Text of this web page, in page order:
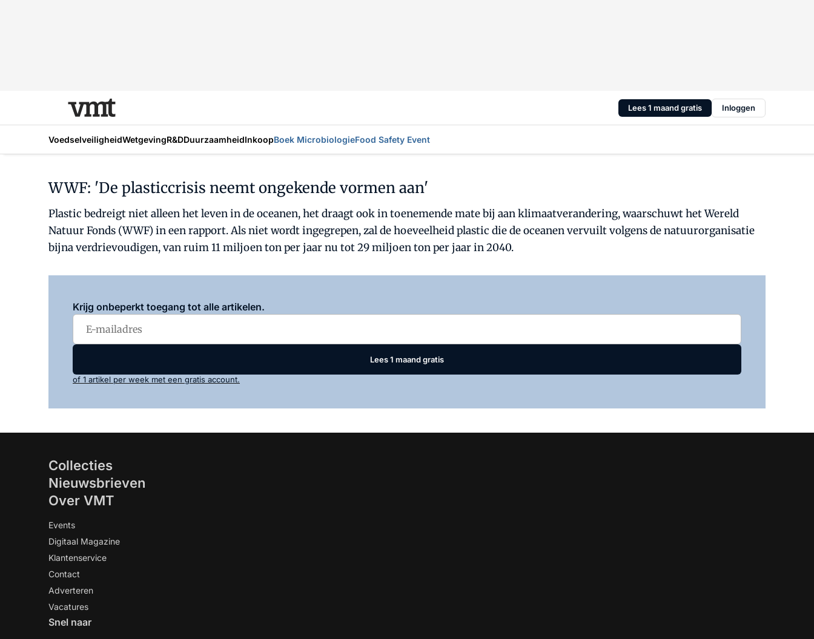
Lees 1 maand gratis Inloggen
VoedselveiligheidWetgevingR&DDuurzaamheidInkoopBoek MicrobiologieFood Safety Event
WWF: 'De plasticcrisis neemt ongekende vormen aan'
Plastic bedreigt niet alleen het leven in de oceanen, het draagt ook in toenemende mate bij aan klimaatverandering, waarschuwt het Wereld
Natuur Fonds (WWF) in een rapport. Als niet wordt ingegrepen, zal de hoeveelheid plastic die de oceanen vervuilt volgens de natuurorganisatie
bijna verdrievoudigen, van ruim 11 miljoen ton per jaar nu tot 29 miljoen ton per jaar in 2040.
Krijg onbeperkt toegang tot alle artikelen.
Lees 1 maand gratis
of 1 artikel per week met een gratis account.
Collecties
Nieuwsbrieven
Over VMT
Events
Digitaal Magazine
Klantenservice
Contact
Adverteren
Vacatures
Snel naar